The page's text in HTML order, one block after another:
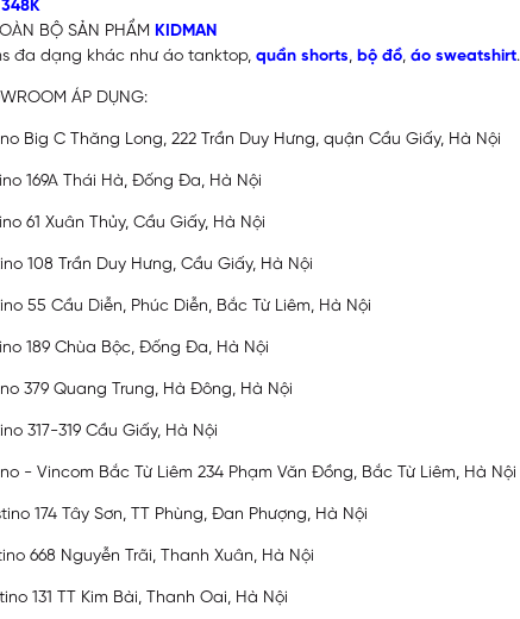
BỘ SẢN PHẨM KIDMAN
đa dạng khác như áo tanktop, quần shorts, bộ đồ, áo sweatshirt
ÁP DỤNG:
Big C Thăng Long, 222 Trần Duy Hưng, quận Cầu Giấy, Hà Nội
169A Thái Hà, Đống Đa, Hà Nội
61 Xuân Thủy, Cầu Giấy, Hà Nội
108 Trần Duy Hưng, Cầu Giấy, Hà Nội
55 Cầu Diễn, Phúc Diễn, Bắc Từ Liêm, Hà Nội
189 Chùa Bộc, Đống Đa, Hà Nội
379 Quang Trung, Hà Đông, Hà Nội
317-319 Cầu Giấy, Hà Nội
- Vincom Bắc Từ Liêm 234 Phạm Văn Đồng, Bắc Từ Liêm, Hà Nội
174 Tây Sơn, TT Phùng, Đan Phượng, Hà Nội
668 Nguyễn Trãi, Thanh Xuân, Hà Nội
131 TT Kim Bài, Thanh Oai, Hà Nội